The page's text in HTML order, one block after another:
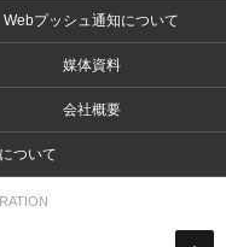
Webプッシュ通知について
媒体資料
会社概要
ついて